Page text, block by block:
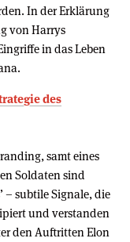
In der Erklärung
von Harrys
in das Leben
des
samt eines
Soldaten sind
– subtile Signale, die
und verstanden
den Auftritten Elon